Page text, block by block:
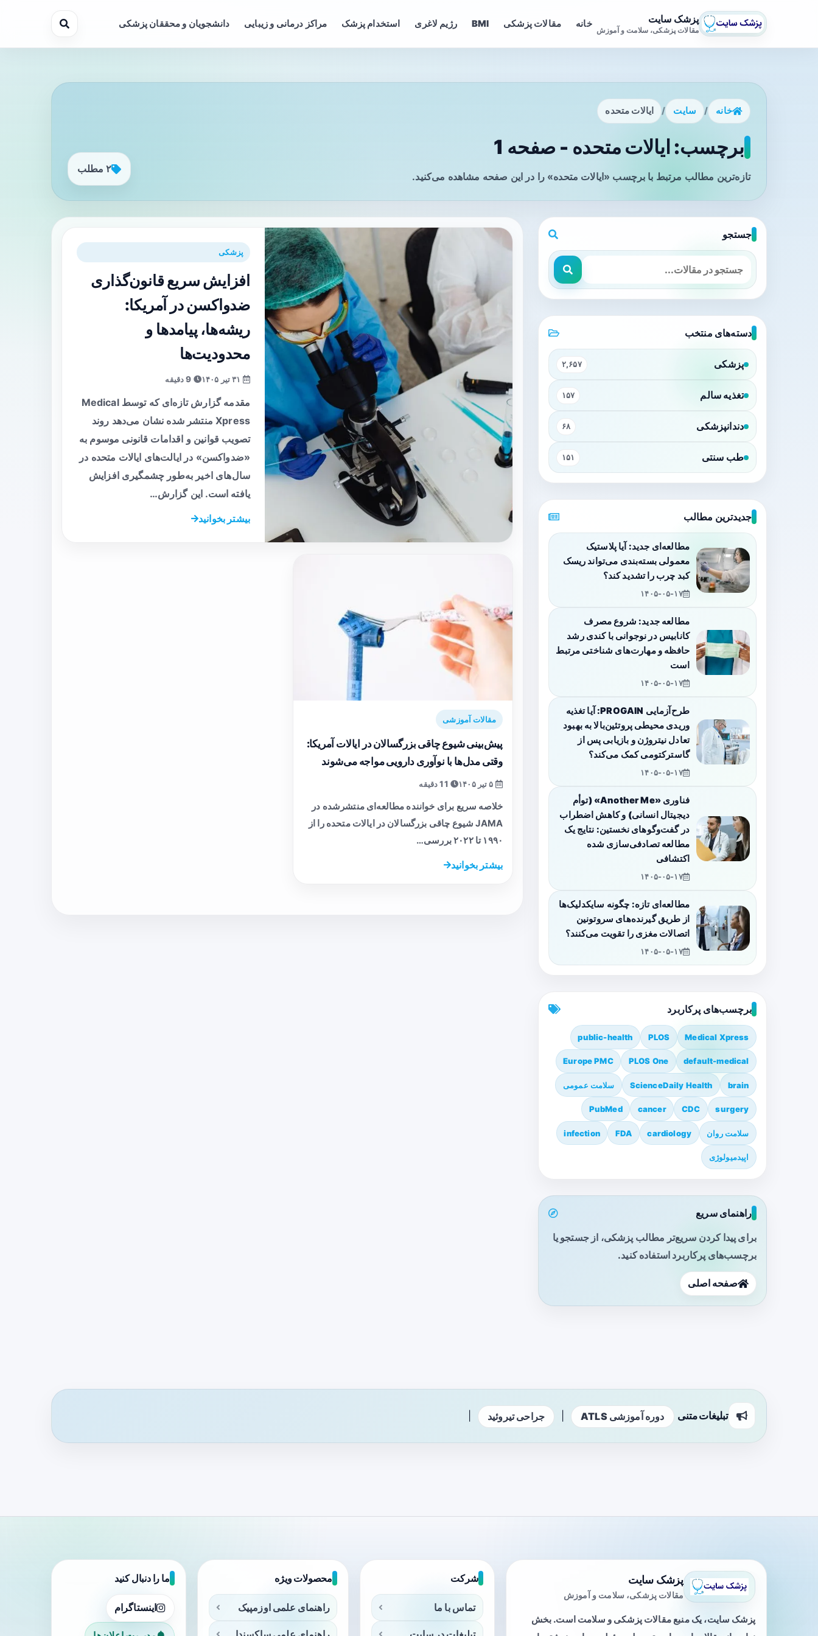
پزشک سایت
مقالات پزشکی، سلامت و آموزش
خانه مقالات پزشکی BMI رژیم لاغری استخدام پزشک مراکز درمانی و زیبایی دانشجویان و محققان پزشکی
خانه / سایت / ایالات متحده
برچسب: ایالات متحده - صفحه 1
تازه‌ترین مطالب مرتبط با برچسب «ایالات متحده» را در این صفحه مشاهده می‌کنید.
۲ مطلب
پزشکی
افزایش سریع قانون‌گذاری
ضدواکسن در آمریکا:
ریشه‌ها، پیامدها و
محدودیت‌ها
مقدمه گزارش تازه‌ای که توسط Medical
Xpress منتشر شده نشان می‌دهد روند
تصویب قوانین و اقدامات قانونی موسوم به
«ضدواکسن» در ایالت‌های ایالات متحده در
سال‌های اخیر به‌طور چشمگیری افزایش
یافته است. این گزارش…
بیشتر بخوانید
مقالات آموزشی
پیش‌بینی شیوع چاقی بزرگسالان در ایالات آمریکا:
وقتی مدل‌ها با نوآوری دارویی مواجه می‌شوند
خلاصه سریع برای خواننده مطالعه‌ای منتشرشده در
JAMA شیوع چاقی بزرگسالان در ایالات متحده را از
۱۹۹۰ تا ۲۰۲۲ بررسی…
بیشتر بخوانید
جستجو
دسته‌های منتخب
پزشکی ۲,۶۵۷
تغذیه سالم ۱۵۷
دندانپزشکی ۶۸
طب سنتی ۱۵۱
جدیدترین مطالب
مطالعه‌ای جدید: آیا پلاستیک
معمولی بسته‌بندی می‌تواند ریسک
کبد چرب را تشدید کند؟
۱۴۰۵-۰۵-۱۷
مطالعه جدید: شروع مصرف
کانابیس در نوجوانی با کندی رشد
حافظه و مهارت‌های شناختی مرتبط
است
۱۴۰۵-۰۵-۱۷
طرح‌آزمایی PROGAIN: آیا تغذیه
وریدی محیطی پروتئین‌بالا به بهبود
تعادل نیتروژن و بازیابی پس از
گاسترکتومی کمک می‌کند؟
۱۴۰۵-۰۵-۱۷
فناوری «Another Me» (توأم
دیجیتال انسانی) و کاهش اضطراب
در گفت‌وگوهای نخستین: نتایج یک
مطالعه تصادفی‌سازی شده
اکتشافی
۱۴۰۵-۰۵-۱۷
مطالعه‌ای تازه: چگونه سایکدلیک‌ها
از طریق گیرنده‌های سروتونین
اتصالات مغزی را تقویت می‌کنند؟
۱۴۰۵-۰۵-۱۷
برچسب‌های پرکاربرد
Medical Xpress
PLOS
public-health
default-medical
PLOS One
Europe PMC
brain
ScienceDaily Health سلامت عمومی
surgery
CDC
cancer
PubMed
سلامت روان cardiology
FDA
infection
اپیدمیولوژی
راهنمای سریع
برای پیدا کردن سریع‌تر مطالب پزشکی، از جستجو یا
برچسب‌های پرکاربرد استفاده کنید.
صفحه اصلی
تبلیغات متنی دوره آموزشی ATLS جراحی تیروئید
پزشک سایت
مقالات پزشکی، سلامت و آموزش
پزشک سایت، یک منبع مقالات پزشکی و سلامت است. بخش
شرکت
تماس با ما
محصولات ویژه
راهنمای علمی اوزمپیک
ما را دنبال کنید
اینستاگرام